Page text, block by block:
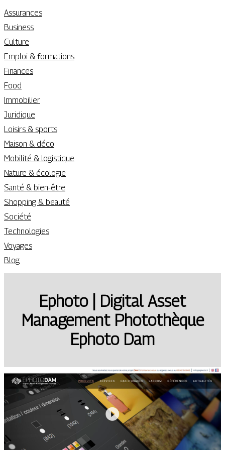
Assurances
Business
Culture
Emploi & formations
Finances
Food
Immobilier
Juridique
Loisirs & sports
Maison & déco
Mobilité & logistique
Nature & écologie
Santé & bien-être
Shopping & beauté
Société
Technologies
Voyages
Blog
Ephoto | Digital Asset
Management Photothèque
Ephoto Dam